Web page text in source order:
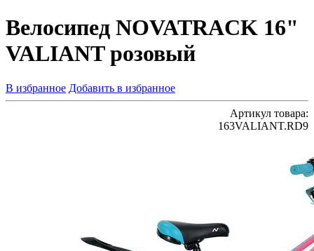
Велосипед NOVATRACK 16"
VALIANT розовый
В избранное Добавить в избранное
Артикул товара:
163VALIANT.RD9